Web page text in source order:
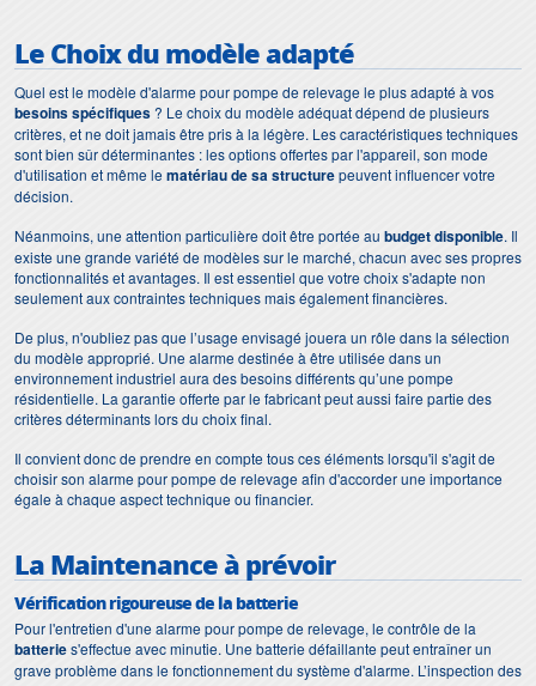
Le Choix du modèle adapté
Quel est le modèle d'alarme pour pompe de relevage le plus adapté à vos
besoins spécifiques? Le choix du modèle adéquat dépend de plusieurs
critères, et ne doit jamais être pris à la légère. Les caractéristiques techniques
sont bien sûr déterminantes : les options offertes par l'appareil, son mode
d'utilisation et même lematériau de sa structurepeuvent influencer votre
décision.
Néanmoins, une attention particulière doit être portée au budget disponible. Il
existe une grande variété de modèles sur le marché, chacun avec ses propres
fonctionnalités et avantages. Il est essentiel que votre choix s'adapte non
seulement aux contraintes techniques mais également financières.
De plus, n'oubliez pas que l’usage envisagé jouera un rôle dans la sélection
du modèle approprié. Une alarme destinée à être utilisée dans un
environnement industriel aura des besoins différents qu’une pompe
résidentielle. La garantie offerte par le fabricant peut aussi faire partie des
critères déterminants lors du choix final.
Il convient donc de prendre en compte tous ces éléments lorsqu'il s'agit de
choisir son alarme pour pompe de relevage afin d'accorder une importance
égale à chaque aspect technique ou financier.
La Maintenance à prévoir
Vérification rigoureuse de la batterie
Pour l'entretien d'une alarme pour pompe de relevage, le contrôle de la
batteries'effectue avec minutie. Une batterie défaillante peut entraîner un
grave problème dans le fonctionnement du système d'alarme. L’inspection des